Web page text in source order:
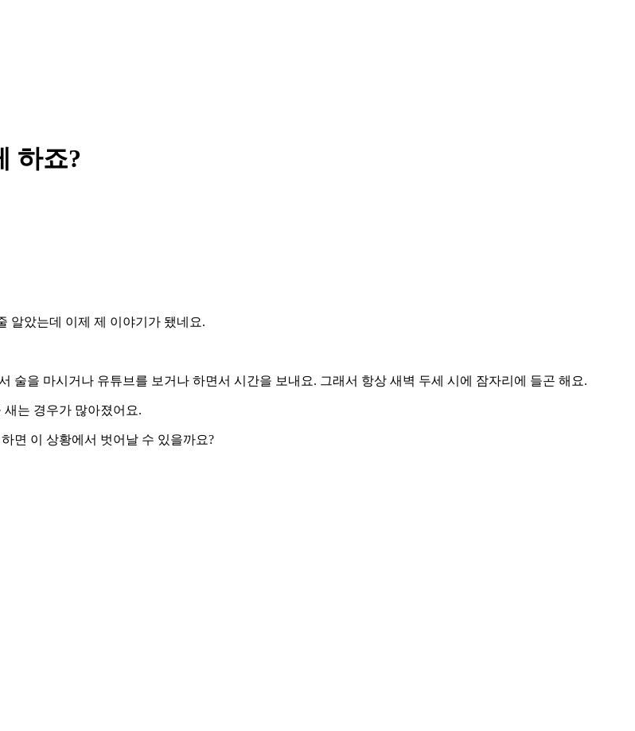
하죠?
알았는데 이제 제 이야기가 됐네요.
술을 마시거나 유튜브를 보거나 하면서 시간을 보내요. 그래서 항상 새벽 두세 시에 잠자리에 들곤 해요.
는 경우가 많아졌어요.
면 이 상황에서 벗어날 수 있을까요?